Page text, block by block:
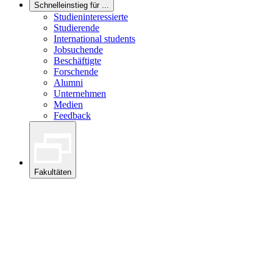
Schnelleinstieg für ...
Studieninteressierte
Studierende
International students
Jobsuchende
Beschäftigte
Forschende
Alumni
Unternehmen
Medien
Feedback
Fakultäten